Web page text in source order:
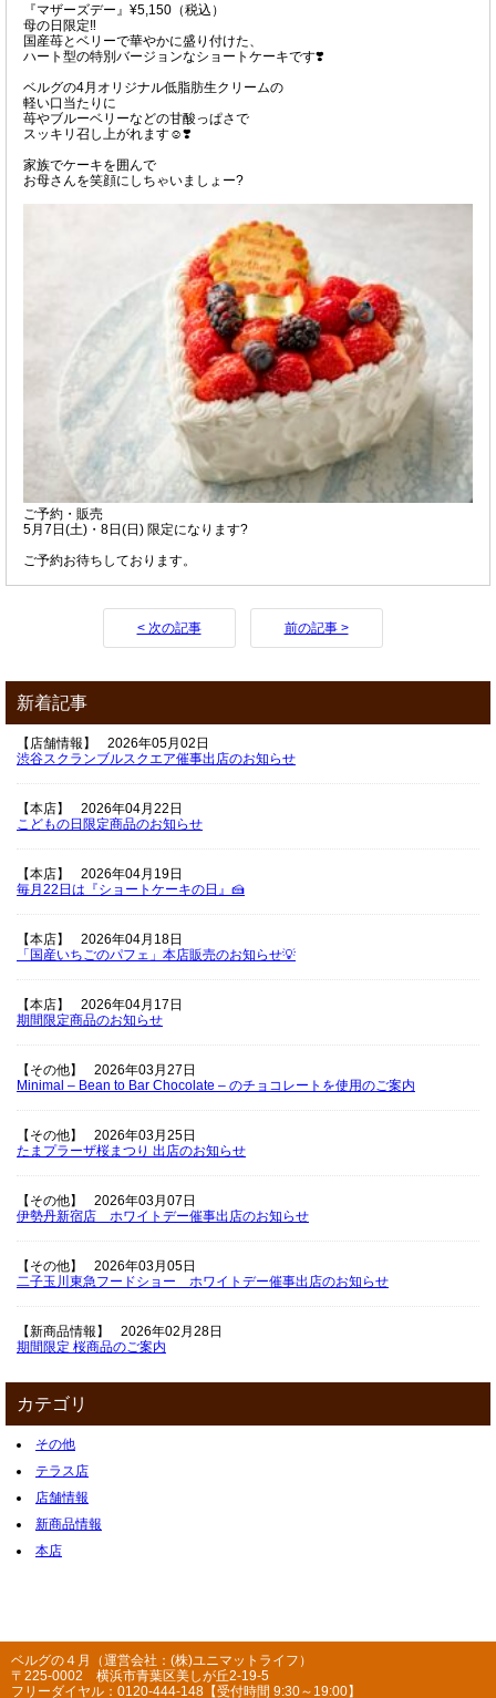
『マザーズデー』¥5,150（税込）
母の日限定‼️
国産苺とベリーで華やかに盛り付けた、
ハート型の特別バージョンなショートケーキです❣️
ベルグの4月オリジナル低脂肪生クリームの
軽い口当たりに
苺やブルーベリーなどの甘酸っぱさで
スッキリ召し上がれます☺️❣️
家族でケーキを囲んで
お母さんを笑顔にしちゃいましょー?⁡
ご予約・販売
5月7日(土)・8日(日) 限定になります?
ご予約お待ちしております。
< 次の記事 前の記事 >
新着記事
【店舗情報】
2026年05月02日
渋谷スクランブルスクエア催事出店のお知らせ
【本店】
2026年04月22日
こどもの日限定商品のお知らせ
【本店】
2026年04月19日
毎月22日は『ショートケーキの日』🍰
【本店】
2026年04月18日
「国産いちごのパフェ」本店販売のお知らせ💡
【本店】
2026年04月17日
期間限定商品のお知らせ
【その他】
2026年03月27日
Minimal – Bean to Bar Chocolate – のチョコレートを使用のご案内
【その他】
2026年03月25日
たまプラーザ桜まつり 出店のお知らせ
【その他】
2026年03月07日
伊勢丹新宿店 ホワイトデー催事出店のお知らせ
【その他】
2026年03月05日
二子玉川東急フードショー ホワイトデー催事出店のお知らせ
【新商品情報】
2026年02月28日
期間限定 桜商品のご案内
カテゴリ
その他
テラス店
店舗情報
新商品情報
本店
ベルグの４月（運営会社：(株)ユニマットライフ）
〒225-0002 横浜市青葉区美しが丘2-19-5
フリーダイヤル：0120-444-148【受付時間 9:30～19:00】